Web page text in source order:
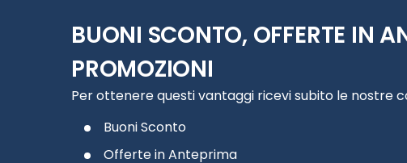
BUONI SCONTO, OFFERTE IN
PROMOZIONI
Per ottenere questi vantaggi ricevi subito le nostre
Buoni Sconto
Offerte in Anteprima